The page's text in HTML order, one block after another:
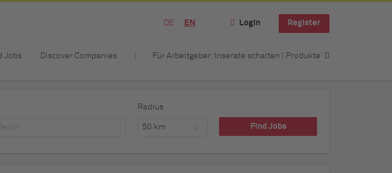
DE EN Login Register
Jobs Discover Companies Für Arbeitgeber: Inserate schalten | Produkte
Radius
50 km